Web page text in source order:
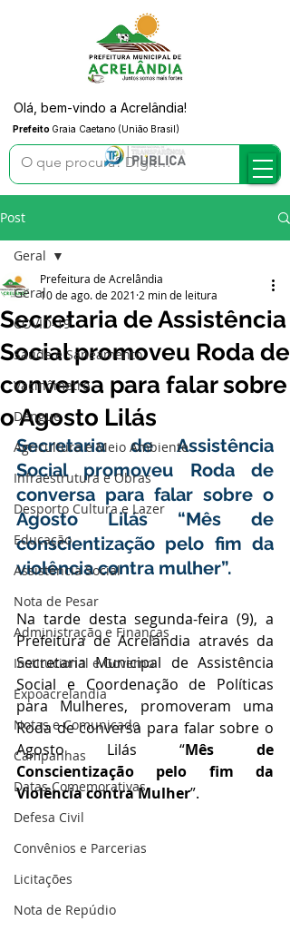
Prefeito Graia Caetano (União Brasil)
Olá, bem-vindo a Acrelândia!
Post
Geral
COVID-19
Saúde e Saneamento
Vacinômetro
Dengue
Agricultura e Meio Ambiente
Infraestrutura e Obras
Desporto Cultura e Lazer
Educação
Assistência Social
Nota de Pesar
Administração e Finanças
Institucional e Governo
Expoacrelandia
Notas e Comunicado
Campanhas
Datas Comemorativas
Defesa Civil
Convênios e Parcerias
Licitações
Nota de Repúdio
Geral
Secretaria de Assistência
Social promoveu Roda de
conversa para falar sobre
o Agosto Lilás
Prefeitura de Acrelândia
10 de ago. de 2021 2 min de leitura
Secretaria de Assistência
Social promoveu Roda de
conversa para falar sobre o
Agosto Lilás “Mês de
conscientização pelo fim da
violência contra mulher”.
Na tarde desta segunda-feira (9), a
Prefeitura de Acrelândia através da
Secretaria Municipal de Assistência
Social e Coordenação de Políticas
para Mulheres, promoveram uma
Roda de conversa para falar sobre o
Agosto Lilás “Mês de
Conscientização pelo fim da
Violência contra Mulher”.